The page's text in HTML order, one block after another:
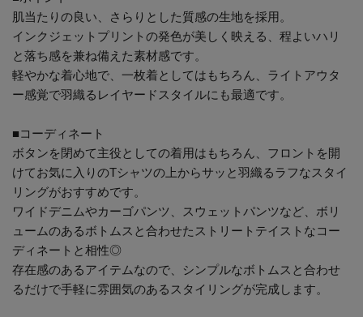
肌当たりの良い、さらりとした質感の生地を採用。
インクジェットプリントの発色が美しく映える、程よいハリ
と落ち感を兼ね備えた素材感です。
軽やかな着心地で、一枚着としてはもちろん、ライトアウタ
ー感覚で羽織るレイヤードスタイルにも最適です。
■コーディネート
ボタンを閉めて主役としての着用はもちろん、フロントを開
けてお気に入りのTシャツの上からサッと羽織るラフなスタイ
リングがおすすめです。
ワイドデニムやカーゴパンツ、スウェットパンツなど、ボリ
ュームのあるボトムスと合わせたストリートテイストなコー
ディネートと相性◎
存在感のあるアイテムなので、シンプルなボトムスと合わせ
るだけで手軽に雰囲気のあるスタイリングが完成します。